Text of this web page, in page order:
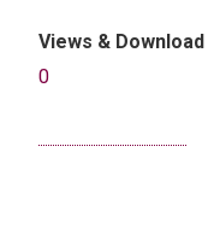
Views & Download
0